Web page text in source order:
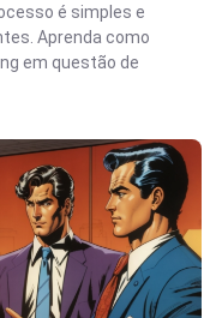
é simples e
Aprenda como
em questão de